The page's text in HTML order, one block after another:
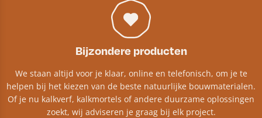
Bijzondere producten
We staan altijd voor je klaar, online en telefonisch, om je te
helpen bij het kiezen van de beste natuurlijke bouwmaterialen.
Of je nu kalkverf, kalkmortels of andere duurzame oplossingen
zoekt, wij adviseren je graag bij elk project.​